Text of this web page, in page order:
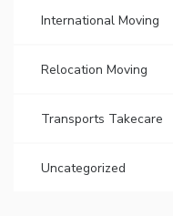
International Moving
Relocation Moving
Transports Takecare
Uncategorized